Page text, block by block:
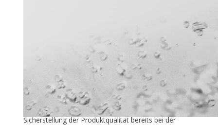
Zuver­läs­si­ge Füllstandmessung
26. Mai 2026
In der industriellen Speiseeisproduktion beginnt die
Sicherstellung der Produktqualität bereits bei der